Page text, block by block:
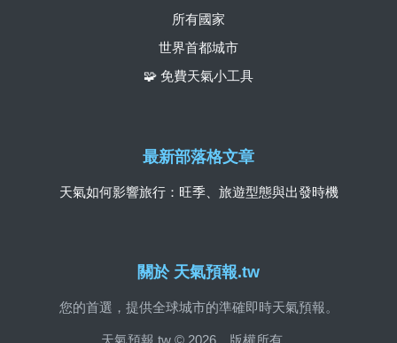
關於 天氣預報.tw
您的首選，提供全球城市的準確即時天氣預報。
天氣預報.tw © 2026。版權所有。
所有國家
世界首都城市
🧩 免費天氣小工具
最新部落格文章
天氣如何影響旅行：旺季、旅遊型態與出發時機